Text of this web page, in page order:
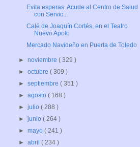
Evita esperas. Acude al Centro de Salud
con Servic...
Calé de Joaquín Cortés, en el Teatro
Nuevo Apolo
Mercado Navideño en Puerta de Toledo
►noviembre( 329 )
►octubre( 309 )
►septiembre( 351 )
►agosto( 168 )
►julio( 288 )
►junio( 264 )
►mayo( 241 )
►abril( 234 )